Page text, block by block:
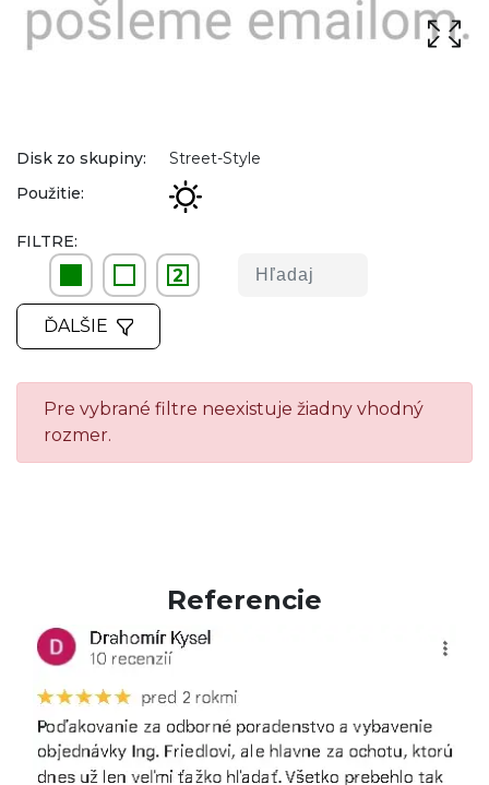
Disk zo skupiny:
Street-Style
Použitie:
FILTRE:
2
ĎALŠIE
Pre vybrané filtre neexistuje žiadny vhodný
rozmer.
Referencie